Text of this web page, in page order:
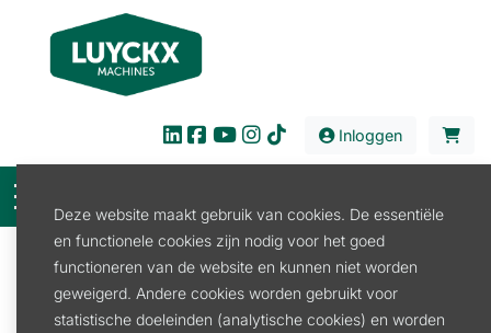
Inloggen
Filter
Verkoop Waardebon
Deze website maakt gebruik van cookies. De essentiële
en functionele cookies zijn nodig voor het goed
functioneren van de website en kunnen niet worden
geweigerd. Andere cookies worden gebruikt voor
statistische doeleinden (analytische cookies) en worden